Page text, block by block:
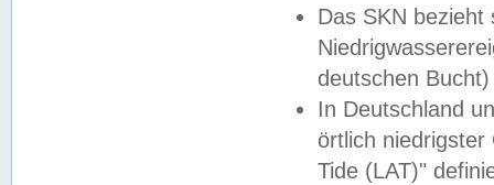
Das SKN
deutschen
In Deutschland
örtlich
Tide (LAT)"